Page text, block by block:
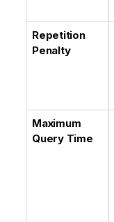
Repetition
Penalty
Maximum
Query Time